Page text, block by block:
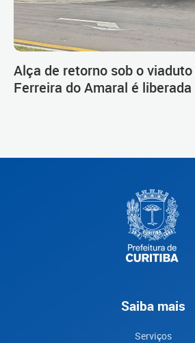
Alça de retorno sob o
Ferreira do Amaral é liberada
Saiba mais
Serviços